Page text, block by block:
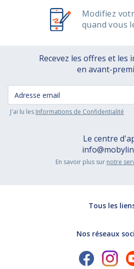
Modifiez
quand vous
Recevez les offres et les
en avant-
J'ai lu les Informations de Confidentialité
Le centre
En savoir plus sur notre
Tous les
Nos réseaux